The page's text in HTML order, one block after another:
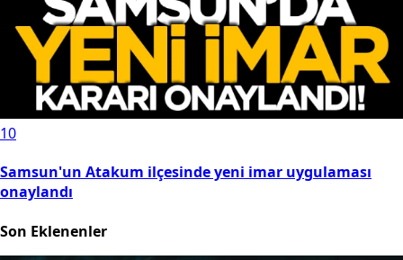
10
Samsun'un Atakum ilçesinde yeni imar uygulaması
onaylandı
Son Eklenenler